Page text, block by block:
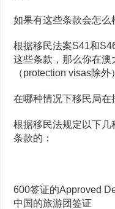
如果有这些条款会怎么
根据移民法案S41和
这些条款，那么你在
（protection visas除外
在哪种情况下移民局在
根据移民法规定以下
条款的：
600签证的Approved
中国的旅游团签证